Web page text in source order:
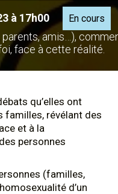
à 17h00 En cours
amis…),
face à cette réalité.
qu’elles ont
familles, révélant des
et à la
personnes
(familles,
d’un